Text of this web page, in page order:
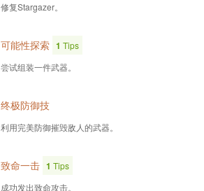
修复Stargazer。
可能性探索 1 Tips
尝试组装一件武器。
终极防御技
利用完美防御摧毁敌人的武器。
致命一击 1 Tips
成功发出致命攻击。